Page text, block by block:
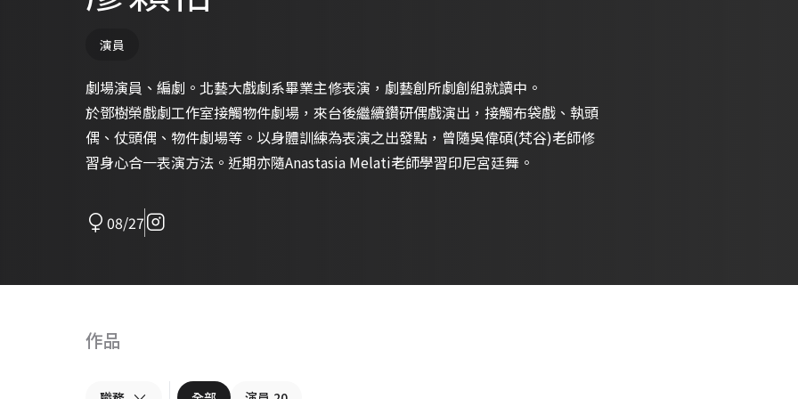
演員
劇場演員、編劇。北藝大戲劇系畢業主修表演，劇藝創所劇創組就讀中。
於鄧樹榮戲劇工作室接觸物件劇場，來台後繼續鑽研偶戲演出，接觸布袋戲、執頭
偶、仗頭偶、物件劇場等。以身體訓練為表演之出發點，曾隨吳偉碩(梵谷)老師修
習身心合一表演方法。近期亦隨Anastasia Melati老師學習印尼宮廷舞。
08/27
作品